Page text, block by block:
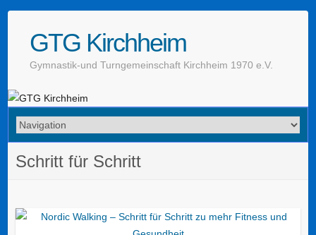
GTG Kirchheim
Gymnastik-und Turngemeinschaft Kirchheim 1970 e.V.
Schritt für Schritt